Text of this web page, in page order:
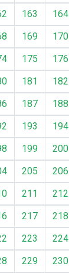
163 164
169 170
175 176
181 182
187 188
193 194
199 200
205 206
211 212
217 218
223 224
229 230